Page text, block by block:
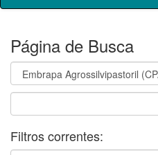
Página de Busca
Filtros correntes: